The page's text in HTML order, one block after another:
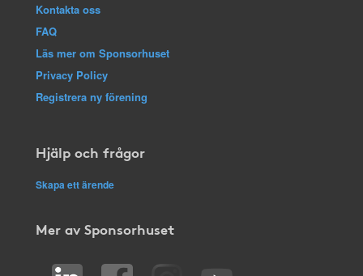
Kontakta oss
FAQ
Läs mer om Sponsorhuset
Privacy Policy
Registrera ny förening
Hjälp och frågor
Skapa ett ärende
Mer av Sponsorhuset